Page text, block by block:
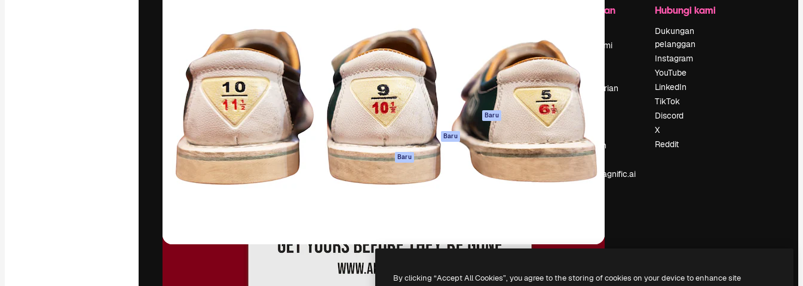
Platform kreatif untuk mengarahkan karya
terbaik Anda. Lebih dari 1 juta pelanggan
dari kalangan kreatif, perusahaan, agensi,
dan studio.
Bahasa Indonesia
Spaces
Asisten AI
Generator gambar
AI
Generator video AI
Generator suara AI
Konten stok
MCP untuk
Claude/ChatGPT
Baru
Agen Baru
API
Aplikasi seluler
Dokumentasi
Dukungan
Ketentuan
Penggunaan
Kebijakan privasi
Asli
Baru
Kebijakan Cookie
Pusat kepercayaan
Afiliasi
Enterprise
Perusahaan
Tentang kami
Reviews
Karier
Tren pencarian
Blog
Acara
Slidesgo
Jual konten
Ruang pers
Mencari magnific.ai
Hubungi kami
Dukungan
pelanggan
Instagram
YouTube
LinkedIn
TikTok
Discord
X
Reddit
2026 Freepik Company S.L.U.Hak cipta dilindungi undang-undang.
By clicking “Accept All Cookies”, you agree to the storing of cookies on your device to enhance site